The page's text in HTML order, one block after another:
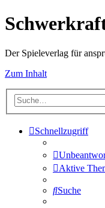
Der Spieleverlag für
Zum Inhalt
Schnellzugriff
Aktive
Suche